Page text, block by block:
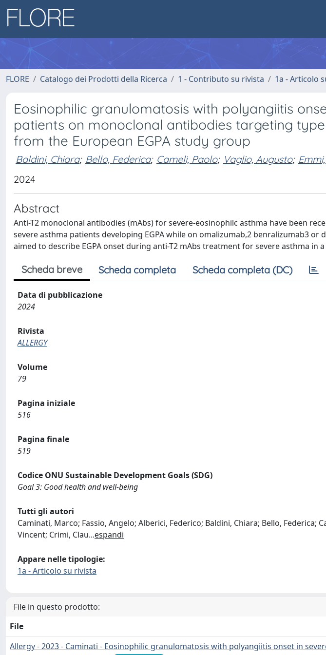
FLORE Catalogo dei Prodotti della Ricerca 1 - Contributo su rivista 1a - Articolo
Eosinophilic granulomatosis with polyangiitis
patients on monoclonal antibodies targeting
from the European EGPA study group
Baldini, Chiara; Bello, Federica; Cameli, Paolo; Vaglio, Augusto;
2024
Abstract
Anti-T2 monoclonal antibodies (mAbs) for severe-eosinophilc asthma have been
severe asthma patients developing EGPA while on omalizumab,2 benralizumab3 or
aimed to describe EGPA onset during anti-T2 mAbs treatment for severe asthma in
Scheda breve Scheda completa Scheda completa (DC)
Data di pubblicazione
2024
Rivista
ALLERGY
Volume
79
Pagina iniziale
516
Pagina finale
519
Codice ONU Sustainable Development Goals (SDG)
Goal 3: Good health and well-being
Tutti gli autori
Caminati, Marco; Fassio, Angelo; Alberici, Federico; Baldini, Chiara; Bello, Federica;
Vincent; Crimi, Clau...espandi
Appare nelle tipologie:
1a - Articolo su rivista
File in questo prodotto:
File
Allergy - 2023 - Caminati - Eosinophilic granulomatosis with polyangiitis onset in